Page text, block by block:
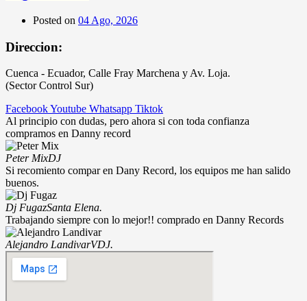
Posted on 04 Ago, 2026
Direccion:
Cuenca - Ecuador, Calle Fray Marchena y Av. Loja.
(Sector Control Sur)
FacebookYoutube Whatsapp Tiktok
Al principio con dudas, pero ahora si con toda confianza
compramos en Danny record
Peter MixDJ
Si recomiento compar en Dany Record, los equipos me han salido
buenos.
Dj FugazSanta Elena.
Trabajando siempre con lo mejor!! comprado en Danny Records
Alejandro LandivarVDJ.